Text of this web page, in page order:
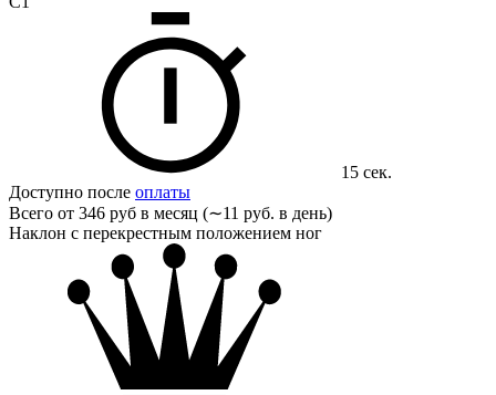
15 сек.
Доступно после оплаты
Всего от 346 руб в месяц (∼11 руб. в день)
Наклон с перекрестным положением ног